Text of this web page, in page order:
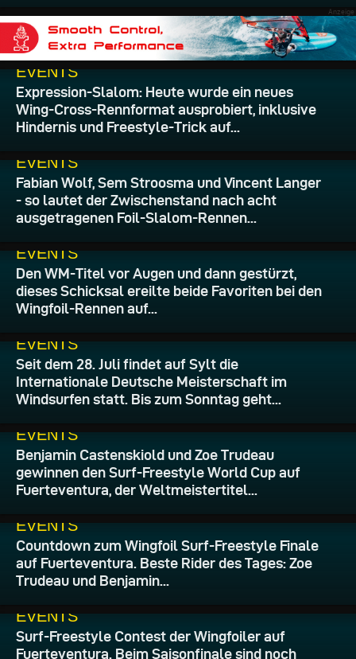
31.07.2026
EVENTS
Expression-Slalom: Heute wurde ein neues
Wing-Cross-Rennformat ausprobiert, inklusive
Hindernis und Freestyle-Trick auf...
EVENTS
Fabian Wolf, Sem Stroosma und Vincent Langer
- so lautet der Zwischenstand nach acht
ausgetragenen Foil-Slalom-Rennen...
EVENTS
Den WM-Titel vor Augen und dann gestürzt,
dieses Schicksal ereilte beide Favoriten bei den
Wingfoil-Rennen auf...
EVENTS
Seit dem 28. Juli findet auf Sylt die
Internationale Deutsche Meisterschaft im
Windsurfen statt. Bis zum Sonntag geht...
EVENTS
Benjamin Castenskiold und Zoe Trudeau
gewinnen den Surf-Freestyle World Cup auf
Fuerteventura, der Weltmeistertitel...
EVENTS
Countdown zum Wingfoil Surf-Freestyle Finale
auf Fuerteventura. Beste Rider des Tages: Zoe
Trudeau und Benjamin...
EVENTS
Surf-Freestyle Contest der Wingfoiler auf
Fuerteventura. Beim Saisonfinale sind noch